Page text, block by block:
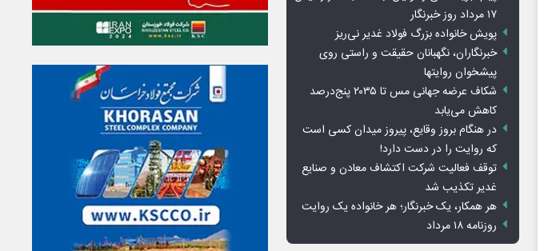
۱۷ مرداد روز خبرنگار
پویش خانواده بزرگ فولاد غدیر نی‌ریز
خبرنگاران، نگهبانان حقیقت و راستی روی
پیشخوان روایت­ها
شکاف عرضه جهانی مس تا ۲۰۳۵ پنج‌درصد
کاهش می‌یابد
در هنگام بروز وقایع، پیروز میدان کسی است
که روایت را در دست دارد!
توقف فعالیت شرکت اکتشاف معادن و صنایع
غدیر تکذیب شد
هر همکار، یک خبرنگار؛ هر خانواده یک روایت
روزنامه ۱۸ مرداد